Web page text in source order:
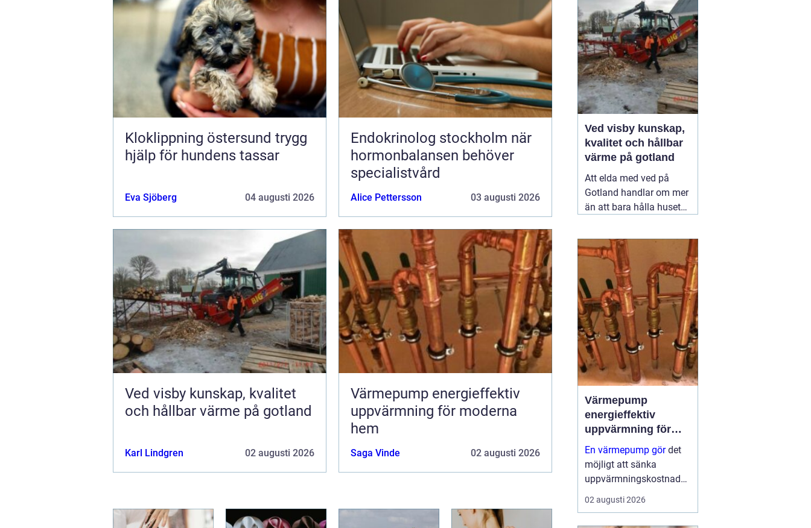
Kloklippning östersund trygg
hjälp för hundens tassar
Eva Sjöberg 04 augusti 2026
Endokrinolog stockholm när
hormonbalansen behöver
specialistvård
Alice Pettersson 03 augusti 2026
Ved visby kunskap, kvalitet
och hållbar värme på gotland
Karl Lindgren 02 augusti 2026
Värmepump energieffektiv
uppvärmning för moderna
hem
Saga Vinde 02 augusti 2026
spelar en roll. Många går
lång tid med diffusa
symtom utan att få en
tydlig ...
Ved visby kunskap,
kvalitet och hållbar
värme på gotland
Att elda med ved på
Gotland handlar om mer
än att bara hålla huset
brasan i kaminen en del
av vardagen, ett sätt att
energikostnaderna och
samtidigt skapa trygghet
när vinden tar i över ön.
När efterfrågan02
augusti 2026
Värmepump
energieffektiv
uppvärmning för
moderna hem
En värmepump gördet
möjligt att sänka
uppvärmningskostnader
na rejält och samtidigt
få ett behagligare
02 augusti 2026